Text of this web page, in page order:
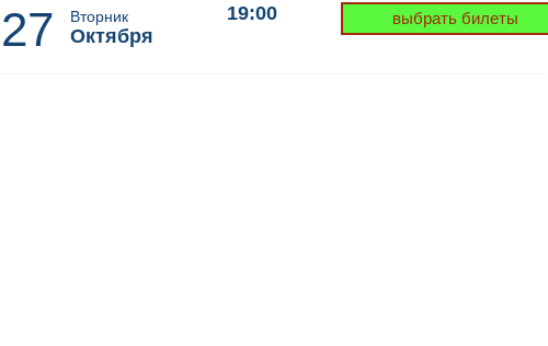
27 Вторник
Октября
19:00 выбрать билеты